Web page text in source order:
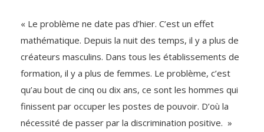
« Le problème ne date pas d’hier. C’est un effet
mathématique. Depuis la nuit des temps, il y a plus de
créateurs masculins. Dans tous les établissements de
formation, il y a plus de femmes. Le problème, c’est
qu’au bout de cinq ou dix ans, ce sont les hommes qui
finissent par occuper les postes de pouvoir. D’où la
nécessité de passer par la discrimination positive. »